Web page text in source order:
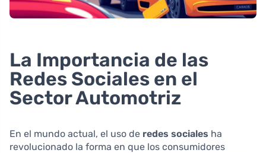
La Importancia de las
Redes Sociales en el
Sector Automotriz
En el mundo actual, el uso de redes sociales ha
revolucionado la forma en que los consumidores